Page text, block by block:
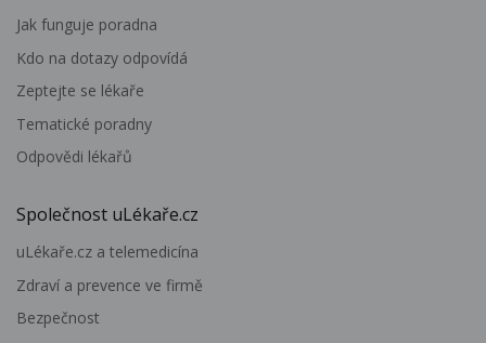
Jak funguje poradna
Kdo na dotazy odpovídá
Zeptejte se lékaře
Tematické poradny
Odpovědi lékařů
Společnost uLékaře.cz
uLékaře.cz a telemedicína
Zdraví a prevence ve firmě
Bezpečnost